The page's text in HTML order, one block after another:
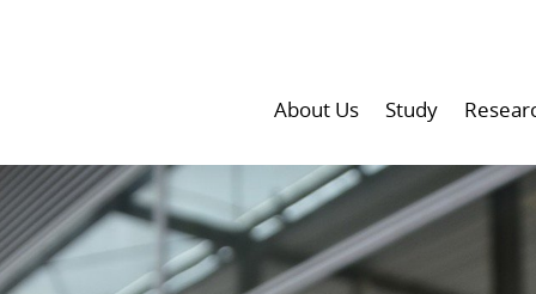
About Us Study